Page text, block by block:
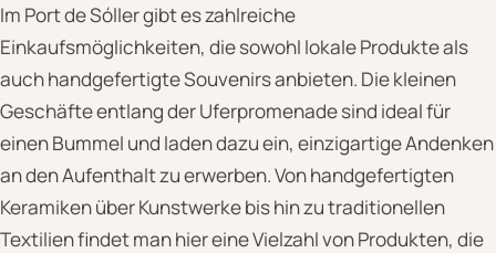
Im Port de Sóller gibt es zahlreiche
Einkaufsmöglichkeiten, die sowohl lokale Produkte als
auch handgefertigte Souvenirs anbieten. Die kleinen
Geschäfte entlang der Uferpromenade sind ideal für
einen Bummel und laden dazu ein, einzigartige Andenken
an den Aufenthalt zu erwerben. Von handgefertigten
Keramiken über Kunstwerke bis hin zu traditionellen
Textilien findet man hier eine Vielzahl von Produkten, die